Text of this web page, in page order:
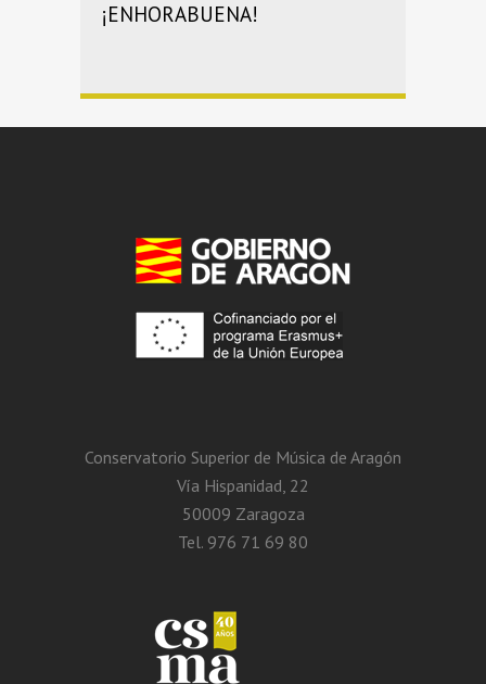
¡ENHORABUENA!
Conservatorio Superior de Música de Aragón
Vía Hispanidad, 22
50009 Zaragoza
Tel. 976 71 69 80